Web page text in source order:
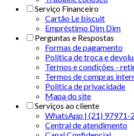
Serviço Financeiro
Cartão Le biscuit
Empréstimo Dim Dim
Perguntas e Respostas
Formas de pagamento
Política de troca e
Termos e condições -
Termos de compras
Politica de privacidade
Mapa do site
Serviços ao cliente
WhatsApp | (21) 97971-
Central de atendimento